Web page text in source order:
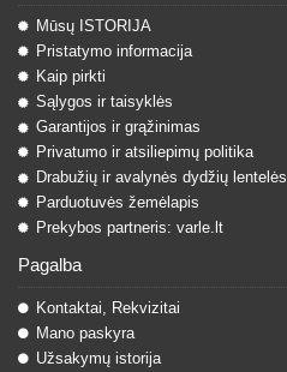
Mūsų ISTORIJA
Pristatymo informacija
Kaip pirkti
Sąlygos ir taisyklės
Garantijos ir grąžinimas
Privatumo ir atsiliepimų politika
Drabužių ir avalynės dydžių lentelės
Parduotuvės žemėlapis
Prekybos partneris: varle.lt
Pagalba
Kontaktai, Rekvizitai
Mano paskyra
Užsakymų istorija